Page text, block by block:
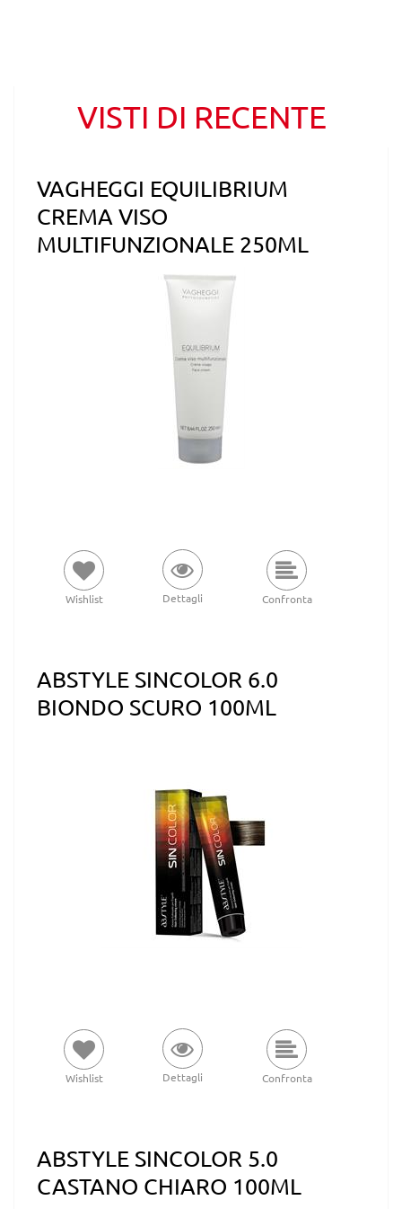
VISTI DI RECENTE
VAGHEGGI EQUILIBRIUM
CREMA VISO
MULTIFUNZIONALE 250ML
Wishlist Dettagli Confronta
ABSTYLE SINCOLOR 6.0
BIONDO SCURO 100ML
Wishlist Dettagli Confronta
ABSTYLE SINCOLOR 5.0
CASTANO CHIARO 100ML